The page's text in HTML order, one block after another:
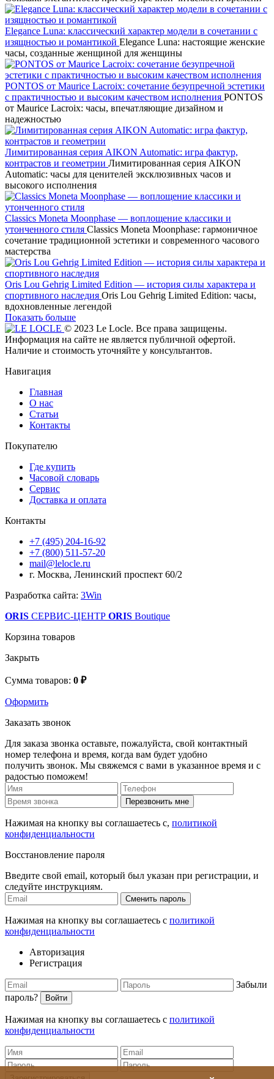
Elegance Luna: классический характер модели в сочетании с
изящностью и романтикой Elegance Luna: настоящие женские
часы, созданные женщиной для женщины
PONTOS от Maurice Lacroix: сочетание безупречной эстетики
с практичностью и высоким качеством исполнения PONTOS
от Maurice Lacroix: часы, впечатляющие дизайном и
надежностью
Лимитированная серия AIKON Automatic: игра фактур,
контрастов и геометрии Лимитированная серия AIKON
Automatic: часы для ценителей эксклюзивных часов и
высокого исполнения
Classics Moneta Moonphase — воплощение классики и
утонченного стиля Classics Moneta Moonphase: гармоничное
сочетание традиционной эстетики и современного часового
мастерства
Oris Lou Gehrig Limited Edition — история силы характера и
спортивного наследия Oris Lou Gehrig Limited Edition: часы,
вдохновленные легендой
Показать больше
© 2023 Le Locle. Все права защищены.
Информация на сайте не является публичной офертой.
Наличие и стоимость уточняйте у консультантов.
Навигация
Главная
О нас
Статьи
Контакты
Покупателю
Где купить
Часовой словарь
Сервис
Доставка и оплата
Контакты
+7 (495) 204-16-92
+7 (800) 511-57-20
mail@lelocle.ru
г. Москва, Ленинский проспект 60/2
Разработка сайта: 3Win
ORIS СЕРВИС-ЦЕНТР ORIS Boutique
Корзина товаров
Закрыть
Сумма товаров: 0 ₽
Оформить
Заказать звонок
Для заказа звонка оставьте, пожалуйста, свой контактный
номер телефона и время, когда вам будет удобно
получить звонок. Мы свяжемся с вами в указанное время и с
радостью поможем!
Перезвонить мне
Нажимая на кнопку вы соглашаетесь с, политикой
конфиденциальности
Восстановление пароля
Введите свой email, который был указан при регистрации, и
следуйте инструкциям.
Сменить пароль
Нажимая на кнопку вы соглашаетесь с политикой
конфиденциальности
Авторизация
Регистрация
Забыли
пароль?
Войти
Нажимая на кнопку вы соглашаетесь с политикой
конфиденциальности